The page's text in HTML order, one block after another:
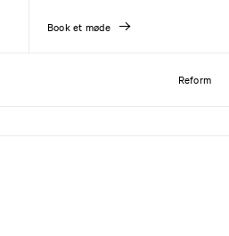
Reform
Book et møde